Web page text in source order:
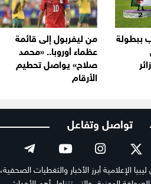
ببطولة
من ليفربول إلى قائمة
عظماء أوروبا.. «محمد
صلاح» يواصل تحطيم
الأرقام
تواصل وتفاعل
الإعلامية أبرز الأخبار والتغطيات الصحفية،